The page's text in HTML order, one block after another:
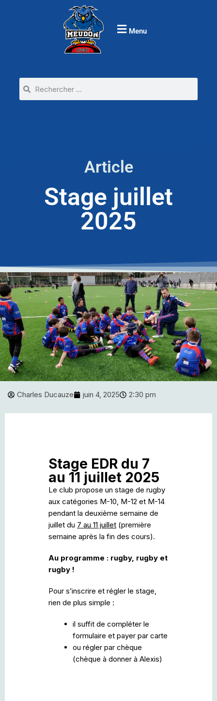
Menu
Article
Stage juillet
2025
Charles Ducauze juin 4, 2025 2:30 pm
Stage EDR du 7
au 11 juillet 2025
Le club propose un stage de rugby
aux catégories M-10, M-12 et M-14
pendant la deuxième semaine de
juillet du 7 au 11 juillet (première
semaine après la fin des cours).
Au programme : rugby, rugby et
rugby !
Pour s’inscrire et régler le stage,
rien de plus simple :
il suffit de compléter le
formulaire et payer par carte
ou régler par chèque
(chèque à donner à Alexis)